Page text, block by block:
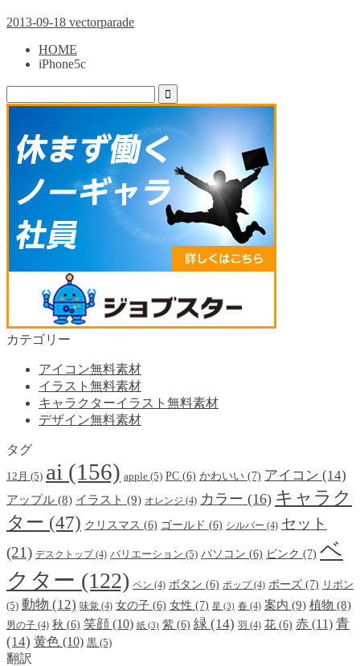
2013-09-18 vectorparade
HOME
iPhone5c
カテゴリー
アイコン無料素材
イラスト無料素材
キャラクターイラスト無料素材
デザイン無料素材
タグ
12月 (5) ai (156) apple (5) PC (6) かわいい (7) アイコン (14)
アップル (8) イラスト (9) オレンジ (4) カラー (16) キャラク
ター (47) クリスマス (6) ゴールド (6) シルバー (4) セット
(21) デスクトップ(4) バリエーション (5) パソコン (6) ピンク (7) ベ
クター (122) ペン (4) ボタン (6) ポップ(4) ポーズ (7) リボン
(5) 動物 (12) 味覚 (4) 女の子 (6) 女性 (7) 星 (3) 春 (4) 案内 (9) 植物 (8)
男の子 (4) 秋 (6) 笑顔 (10) 紙 (3) 紫 (6) 緑 (14) 羽 (4) 花 (6) 赤 (11) 青
(14) 黄色 (10) 黒 (5)
翻訳